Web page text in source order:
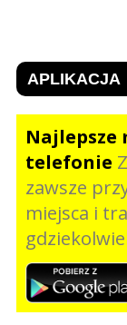
APLIKACJA
Najlepsze
telefonie
zawsze
miejsca i